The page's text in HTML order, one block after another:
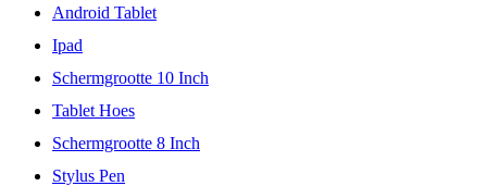
Android Tablet
Ipad
Schermgrootte 10 Inch
Tablet Hoes
Schermgrootte 8 Inch
Stylus Pen